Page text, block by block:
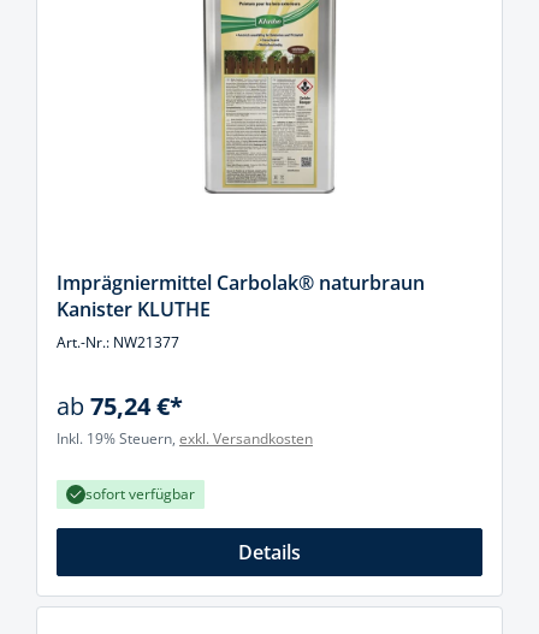
Imprägniermittel Carbolak® naturbraun
Kanister KLUTHE
Art.-Nr.: NW21377
ab75,24 €*
Inkl. 19% Steuern, exkl. Versandkosten
sofort verfügbar
Details